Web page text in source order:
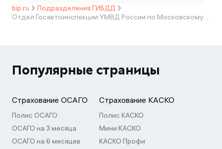
bip.ru
Подразделения ГИБДД
Отдел Госавтоинспекции УМВД России по Московскому району г. Санкт-Петербурга
Популярные страницы
Страхование ОСАГО
Полис ОСАГО
ОСАГО на 3 месяца
ОСАГО на 6 месяцев
Страхование КАСКО
Полис КАСКО
Мини КАСКО
КАСКО Профи